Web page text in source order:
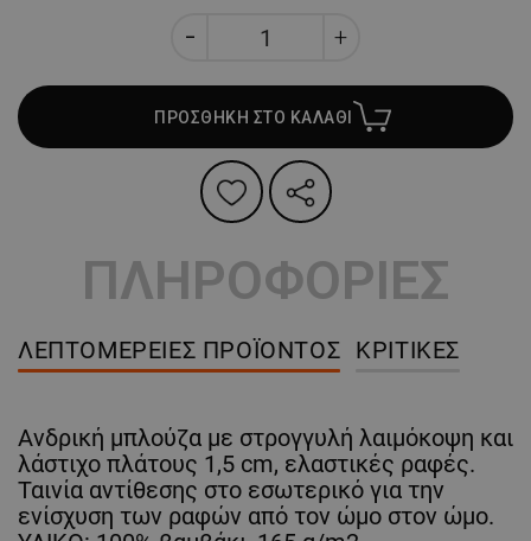
ΠΡΟΣΘΗΚΗ ΣΤΟ ΚΑΛΑΘΙ
ΠΛΗΡΟΦΟΡΙΕΣ
ΛΕΠΤΟΜΈΡΕΙΕΣ ΠΡΟΪΌΝΤΟΣ ΚΡΙΤΙΚΈΣ
Ανδρική μπλούζα με στρογγυλή λαιμόκοψη και
λάστιχο πλάτους 1,5 cm, ελαστικές ραφές.
Ταινία αντίθεσης στο εσωτερικό για την
ενίσχυση των ραφών από τον ώμο στον ώμο.